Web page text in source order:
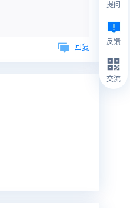
回复
提问
反馈
交流